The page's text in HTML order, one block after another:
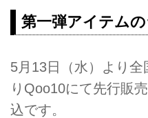
第一弾アイテム
5月13日（水）より全
りQoo10にて先行販
込です。